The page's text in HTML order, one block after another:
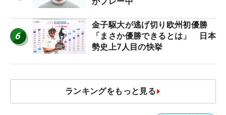
6
金子駆大が逃げ切り欧州初優勝
「まさか優勝できるとは」 日本
勢史上7人目の快挙
ランキングをもっと見る